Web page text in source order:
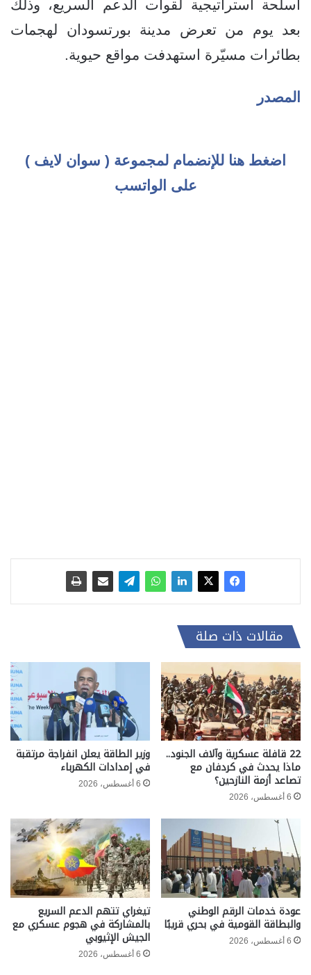
أسلحة استراتيجية لقوات الدعم السريع، وذلك
بعد يوم من تعرض مدينة بورتسودان لهجمات
بطائرات مسيّرة استهدفت مواقع حيوية.
المصدر
اضغط هنا للإنضمام لمجموعة ( سوان لايف )
على الواتسب
مقالات ذات صلة
22 قافلة عسكرية وآلاف الجنود..
ماذا يحدث في كردفان مع
تصاعد أزمة النازحين؟
6 أغسطس، 2026
وزير الطاقة يعلن انفراجة مرتقبة
في إمدادات الكهرباء
6 أغسطس، 2026
عودة خدمات الرقم الوطني
والبطاقة القومية في بحري قريبًا
6 أغسطس، 2026
تيغراي تتهم الدعم السريع
بالمشاركة في هجوم عسكري مع
الجيش الإثيوبي
6 أغسطس، 2026